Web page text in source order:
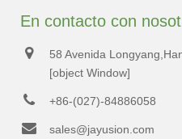
En contacto con
58 Avenida
[object Window]
+86-(027)-84886058
sales@jayusion.com